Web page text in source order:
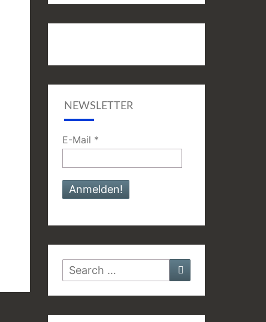
NEWSLETTER
E-Mail *
Search
for:
Search